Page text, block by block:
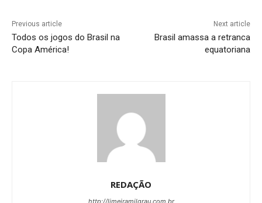
Previous article
Todos os jogos do Brasil na
Copa América!
Next article
Brasil amassa a retranca
equatoriana
REDAÇÃO
http://limeiramilgrau.com.br